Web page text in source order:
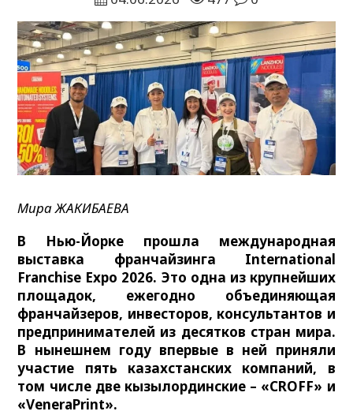
Мира ЖАКИБАЕВА
В Нью-Йорке прошла международная
выставка франчайзинга International
Franchise Expo 2026. Это одна из крупнейших
площадок, ежегодно объединяющая
франчайзеров, инвесторов, консультантов и
предпринимателей из десятков стран мира.
В нынешнем году впервые в ней приняли
участие пять казахстанских компаний, в
том числе две кызылординские – «CROFF» и
«VeneraPrint».